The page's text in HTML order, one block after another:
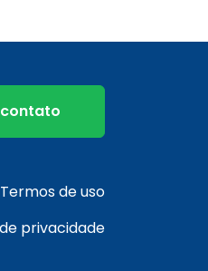
Termos de uso
de privacidade